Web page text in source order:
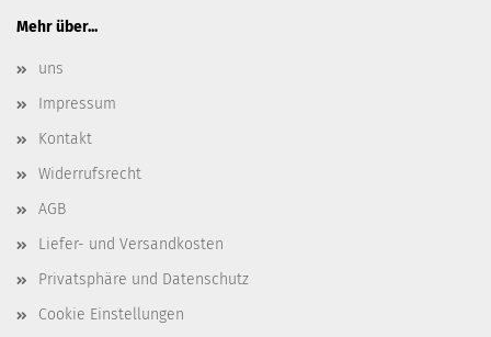
Mehr über...
uns
Impressum
Kontakt
Widerrufsrecht
AGB
Liefer- und Versandkosten
Privatsphäre und Datenschutz
Cookie Einstellungen